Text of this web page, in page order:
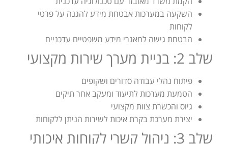
השקעה במערכות אבטחת מידע להגנה על פרטי
לקוחות
הבטחת גישה למאגרי מידע משפטיים עדכניים
שלב 2: בניית מערך שירות מקצועי
פיתוח נהלי עבודה סדורים ושקופים
הטמעת מערכות לתיעוד ומעקב אחר תיקים
גיוס והכשרת צוות מקצועי
יצירת מערכת בקרת איכות לשירות הניתן ללקוחות
שלב 3: ניהול קשרי לקוחות איכותי